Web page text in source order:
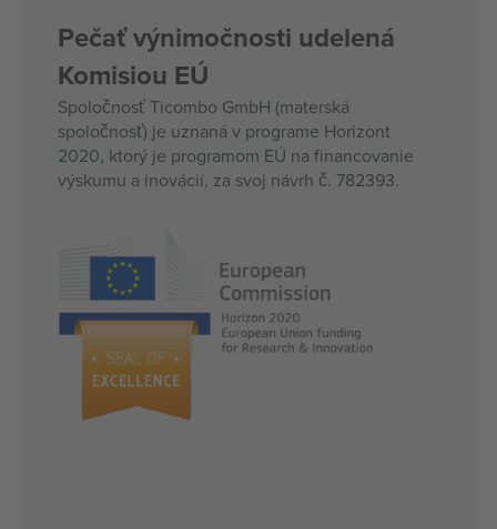
Pečať výnimočnosti udelená
Komisiou EÚ
Spoločnosť Ticombo GmbH (materská
spoločnosť) je uznaná v programe Horizont
2020, ktorý je programom EÚ na financovanie
výskumu a inovácií, za svoj návrh č. 782393.